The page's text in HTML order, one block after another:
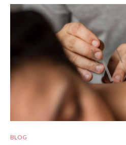
BLOG